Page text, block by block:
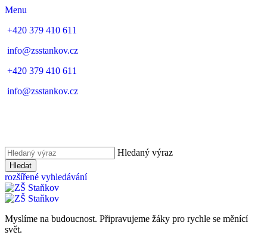
Menu
+420 379 410 611
info@zsstankov.cz
+420 379 410 611
info@zsstankov.cz
Hledaný výraz
Hledat
rozšířené vyhledávání
Myslíme na budoucnost. Připravujeme žáky pro rychle se měnící
svět.